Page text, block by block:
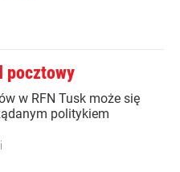
pocztowy
w RFN Tusk może się
politykiem